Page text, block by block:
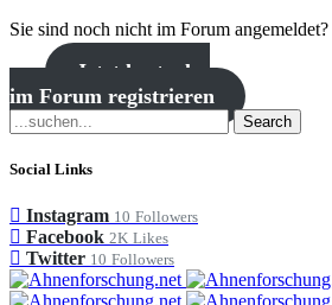
Sie sind noch nicht im Forum
Jetzt kostenlos
im Forum registrieren
Search
Social Links
Instagram 10 Followers
Facebook 2K Likes
Twitter 10 Followers